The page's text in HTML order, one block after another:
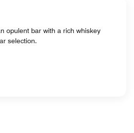
opulent bar with a rich whiskey
selection.